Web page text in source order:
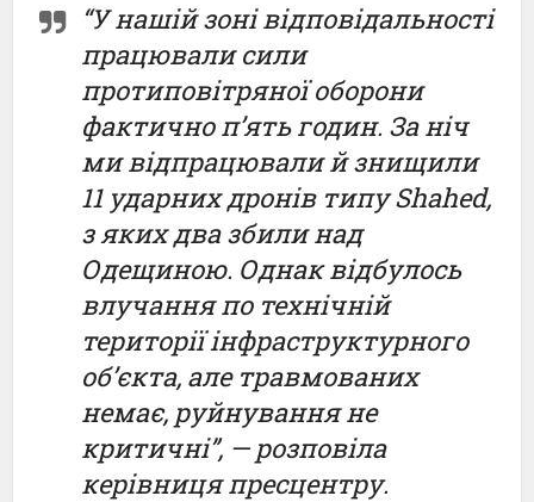
“У нашій зоні відповідальності
працювали сили
протиповітряної оборони
фактично пʼять годин. За ніч
ми відпрацювали й знищили
11 ударних дронів типу Shahed,
з яких два збили над
Одещиною. Однак відбулось
влучання по технічній
території інфраструктурного
об’єкта, але травмованих
немає, руйнування не
критичні”, — розповіла
керівниця пресцентру.